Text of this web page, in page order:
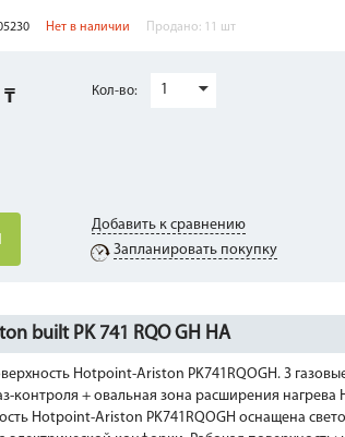
Нет в наличии Продано: 11 шт
Кол-во: 1
Добавить к сравнению
Запланировать покупку
built PK 741 RQO GH HA
Hotpoint-Ariston PK741RQOGH. 3
контроля + овальная зона расширения
Hotpoint-Ariston PK741RQOGH оснащена